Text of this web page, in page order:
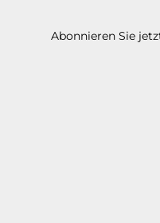
Abonnieren Sie